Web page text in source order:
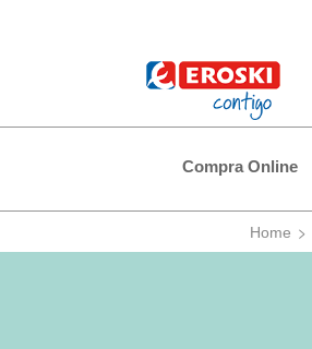
Compra Online
Home